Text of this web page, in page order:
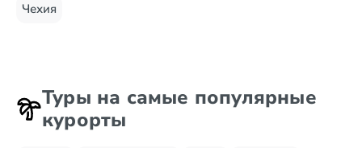
Чехия
Туры на самые популярные
курорты